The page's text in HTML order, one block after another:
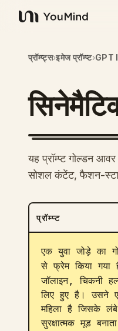
YouMind
प्रॉम्प्ट्स›इमेज प्रॉम्प्ट›GPT
यह प्रॉम्प्ट गोल्डन
सोशल कंटेंट, फैशन-
प्रॉम्प्ट
एक युवा जोड़े का
से फ्रेम किया
जॉलाइन, चिकनी
लिए हुए है। उसने
महिला है जिसके
सुरक्षात्मक मूड